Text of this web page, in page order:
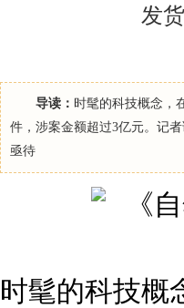
发
导读： 时髦的科技概念，
件，涉案金额超过3亿元。记
亟待
时髦的科技概